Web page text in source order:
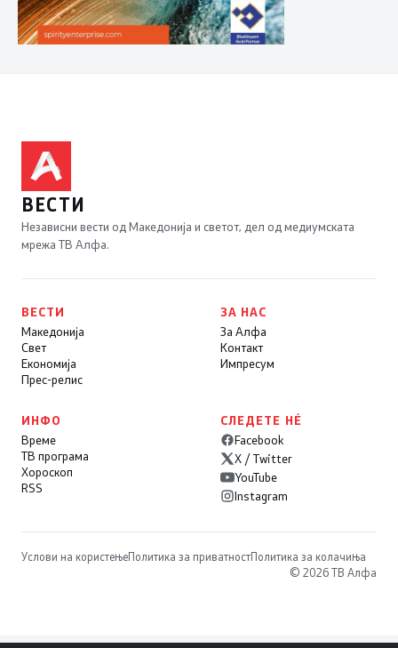
ВЕСТИ
Независни вести од Македонија и светот, дел од медиумската
мрежа ТВ Алфа.
ВЕСТИ
Македонија
Свет
Економија
Прес-релис
ЗА НАС
За Алфа
Контакт
Импресум
ИНФО
Време
ТВ програма
Хороскоп
RSS
СЛЕДЕТЕ НÉ
Facebook
X / Twitter
YouTube
Instagram
Услови на користењеПолитика за приватностПолитика за колачиња
© 2026 ТВ Алфа